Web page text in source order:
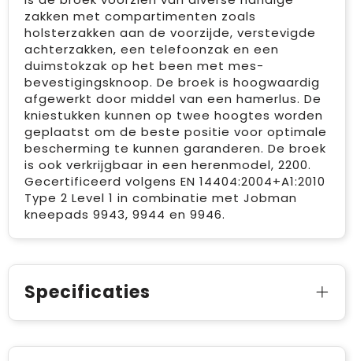
zakken met compartimenten zoals
holsterzakken aan de voorzijde, verstevigde
achterzakken, een telefoonzak en een
duimstokzak op het been met mes-
bevestigingsknoop. De broek is hoogwaardig
afgewerkt door middel van een hamerlus. De
kniestukken kunnen op twee hoogtes worden
geplaatst om de beste positie voor optimale
bescherming te kunnen garanderen. De broek
is ook verkrijgbaar in een herenmodel, 2200.
Gecertificeerd volgens EN 14404:2004+A1:2010
Type 2 Level 1 in combinatie met Jobman
kneepads 9943, 9944 en 9946.
Specificaties